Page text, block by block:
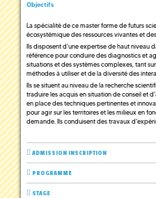
Objectifs
La spécialité de ce master forme de futurs
écosystémique des ressources vivantes et
Ils disposent d’une expertise de haut niveau
référence pour conduire des diagnostics et
situations et des systèmes complexes, tant
méthodes à utiliser et de la diversité des
Ils se situent au niveau de la recherche
traduire les acquis en situation de conseil et
en place des techniques pertinentes et
pour agir sur les territoires et les milieux en
demande. Ils conduisent des travaux
ADMISSION INSCRIPTION
PROGRAMME
STAGE